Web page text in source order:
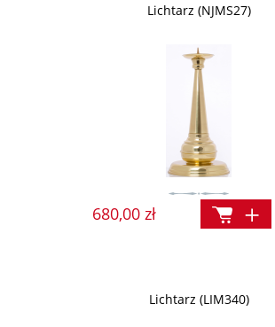
Lichtarz (NJMS27)
680,00 zł
Lichtarz (LIM340)